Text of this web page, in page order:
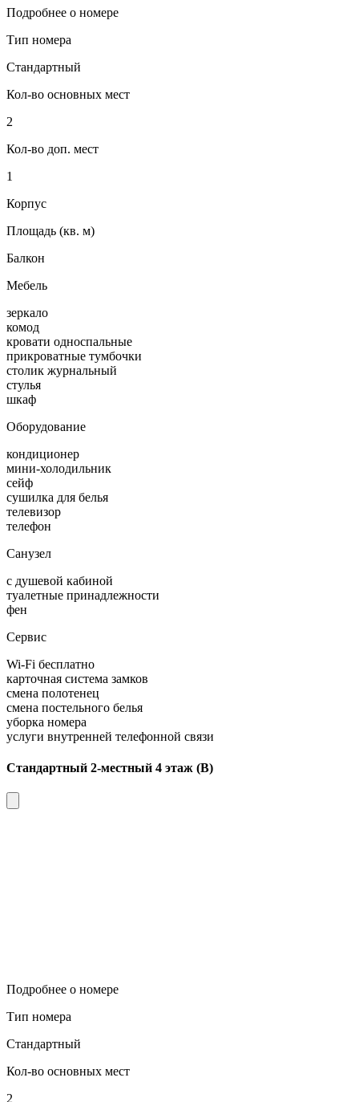
Подробнее о номере
Тип номера
Стандартный
Кол-во основных мест
2
Кол-во доп. мест
1
Корпус
Площадь (кв. м)
Балкон
Мебель
зеркало
комод
кровати односпальные
прикроватные тумбочки
столик журнальный
стулья
шкаф
Оборудование
кондиционер
мини-холодильник
сейф
сушилка для белья
телевизор
телефон
Санузел
с душевой кабиной
туалетные принадлежности
фен
Сервис
Wi-Fi бесплатно
карточная система замков
смена полотенец
смена постельного белья
уборка номера
услуги внутренней телефонной связи
Стандартный 2-местный 4 этаж (В)
Подробнее о номере
Тип номера
Стандартный
Кол-во основных мест
2